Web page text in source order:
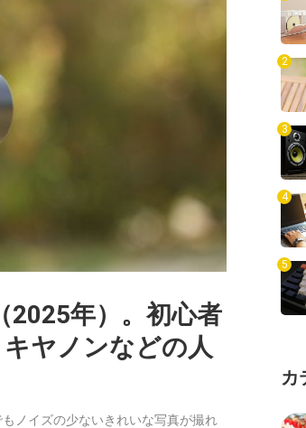
2025年）。初心者
ヤノンなどの人
ノイズの少ないきれいな写真が撮れ
カ